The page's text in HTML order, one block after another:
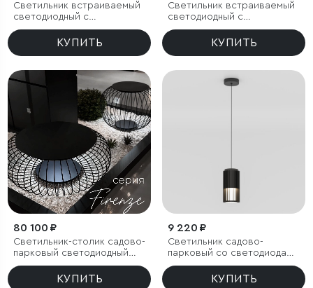
Светильник встраиваемый
светодиодный с
антибликовой решеткой
Tetro 10W 3000K черный
КУПИТЬ
Светильник встраиваемый
светодиодный с
антибликовой решеткой
Tetro 10W 4000K черный
КУПИТЬ
80 100 ₽
Светильник-столик садово-
парковый светодиодный
Firenze черный
КУПИТЬ
9 220 ₽
Светильник садово-
парковый со светодиодами
Entero черный
КУПИТЬ